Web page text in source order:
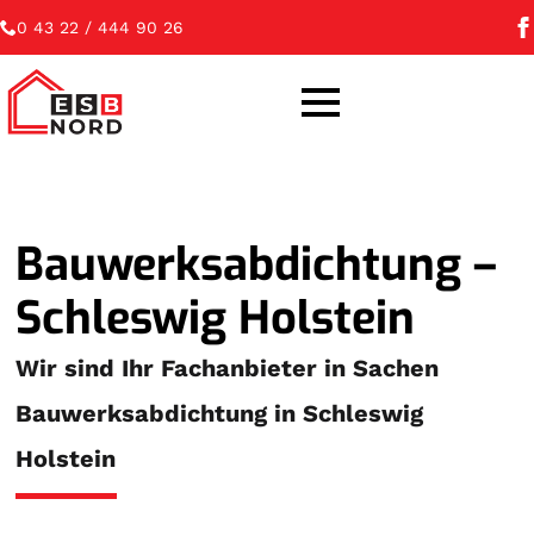
0 43 22 / 444 90 26
Bauwerksabdichtung –
Schleswig Holstein
Wir sind Ihr Fachanbieter in Sachen
Bauwerksabdichtung in Schleswig
Holstein